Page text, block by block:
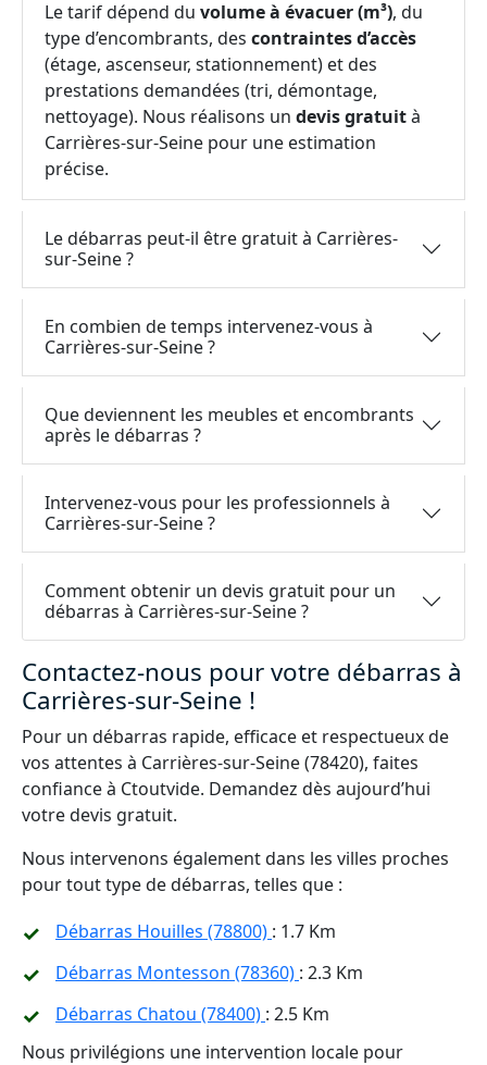
Le tarif dépend du volume à évacuer (m³), du
type d’encombrants, des contraintes d’accès
(étage, ascenseur, stationnement) et des
prestations demandées (tri, démontage,
nettoyage). Nous réalisons un devis gratuità
Carrières-sur-Seine pour une estimation
précise.
Le débarras peut-il être gratuit à Carrières-
sur-Seine ?
En combien de temps intervenez-vous à
Carrières-sur-Seine ?
Que deviennent les meubles et encombrants
après le débarras ?
Intervenez-vous pour les professionnels à
Carrières-sur-Seine ?
Comment obtenir un devis gratuit pour un
débarras à Carrières-sur-Seine ?
Contactez-nous pour votre débarras à
Carrières-sur-Seine !
Pour un débarras rapide, efficace et respectueux de
vos attentes à Carrières-sur-Seine (78420), faites
confiance à Ctoutvide. Demandez dès aujourd’hui
votre devis gratuit.
Nous intervenons également dans les villes proches
pour tout type de débarras, telles que :
Débarras Houilles (78800) : 1.7 Km
Débarras Montesson (78360) : 2.3 Km
Débarras Chatou (78400) : 2.5 Km
Nous privilégions une intervention locale pour